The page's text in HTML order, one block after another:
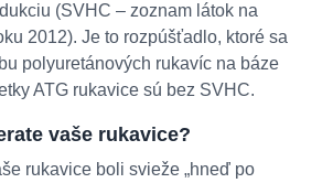
(SVHC – zoznam látok na
2012). Je to rozpúšťadlo, ktoré sa
polyuretánových rukavíc na báze
ATG rukavice sú bez SVHC.
vaše rukavice?
rukavice boli svieže „hneď po